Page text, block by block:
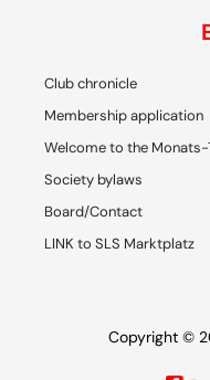
Club chronicle
Membership application
Welcome to the Monats-
Society bylaws
Board/Contact
LINK to SLS Marktplatz
Copyright ©